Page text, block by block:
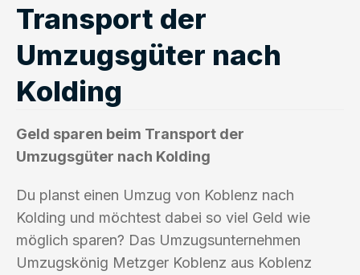
Transport der
Umzugsgüter nach
Kolding
Geld sparen beim Transport der
Umzugsgüter nach Kolding
Du planst einen Umzug von Koblenz nach
Kolding und möchtest dabei so viel Geld wie
möglich sparen? Das Umzugsunternehmen
Umzugskönig Metzger Koblenz aus Koblenz